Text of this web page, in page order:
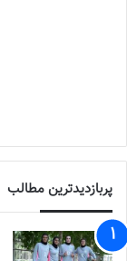
پربازدیدترین مطالب